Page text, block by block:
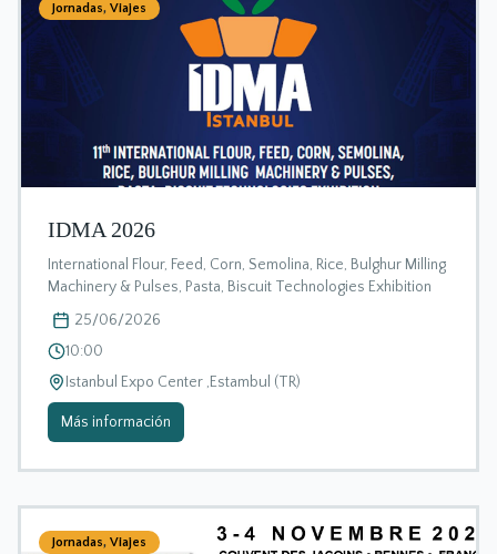
Jornadas, Viajes
IDMA 2026
International Flour, Feed, Corn, Semolina, Rice, Bulghur Milling
Machinery & Pulses, Pasta, Biscuit Technologies Exhibition
25/06/2026
10:00
Istanbul Expo Center ,Estambul (TR)
Más información
Jornadas, Viajes